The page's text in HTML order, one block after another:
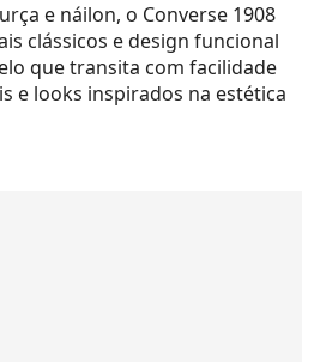
e náilon, o Converse 1908
clássicos e design funcional
que transita com facilidade
e looks inspirados na estética